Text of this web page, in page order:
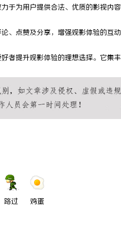
于为用户提供合法、优质的影视内
、点赞及分享，增强观影体验的互动
者提升观影体验的理想选择。它集
路过 鸡蛋